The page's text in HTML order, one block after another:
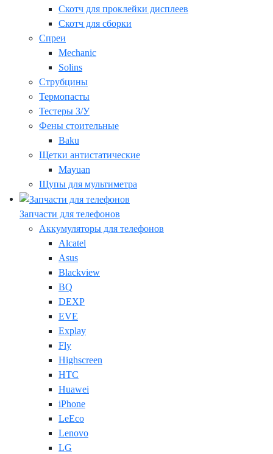
Скотч для проклейки дисплеев
Скотч для сборки
Спреи
Mechanic
Solins
Струбцины
Термопасты
Тестеры З/У
Фены стоительные
Baku
Щетки антистатические
Mayuan
Щупы для мультиметра
Запчасти для телефонов
Аккумуляторы для телефонов
Alcatel
Asus
Blackview
BQ
DEXP
EVE
Explay
Fly
Highscreen
HTC
Huawei
iPhone
LeEco
Lenovo
LG